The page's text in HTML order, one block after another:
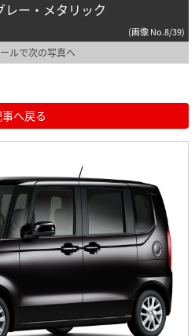
レー・メタリック
(画像 No.8/39)
ルで次の写真へ
へ戻る